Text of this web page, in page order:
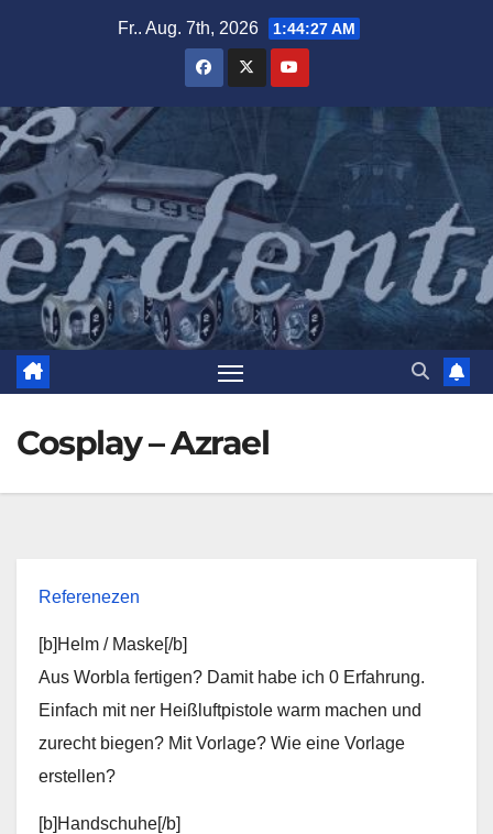
Fr.. Aug. 7th, 2026 1:44:28 AM
Cosplay – Azrael
Referenezen
[b]Helm / Maske[/b]
Aus Worbla fertigen? Damit habe ich 0 Erfahrung.
Einfach mit ner Heißluftpistole warm machen und
zurecht biegen? Mit Vorlage? Wie eine Vorlage
erstellen?
[b]Handschuhe[/b]